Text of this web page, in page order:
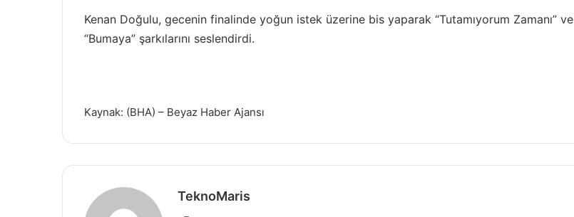
Kenan Doğulu, gecenin finalinde yoğun istek üzerine bis yaparak “Tutamıyorum Zamanı” ve
“Bumaya” şarkılarını seslendirdi.
Kaynak: (BHA) – Beyaz Haber Ajansı
TeknoMaris